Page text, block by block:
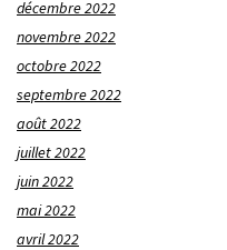
décembre 2022
novembre 2022
octobre 2022
septembre 2022
août 2022
juillet 2022
juin 2022
mai 2022
avril 2022